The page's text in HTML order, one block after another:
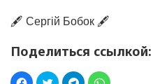
🖋️ Сергій Бобок 🖋️
Поделиться ссылкой: